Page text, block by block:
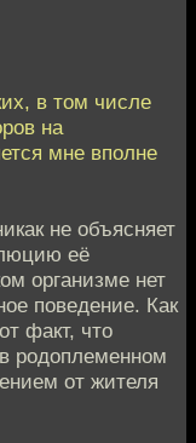
в том числе
на
мне вполне
не объясняет
её
организме нет
поведение. Как
факт, что
родоплеменном
от жителя